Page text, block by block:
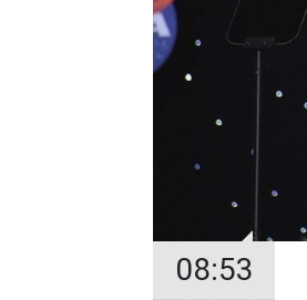
08:53